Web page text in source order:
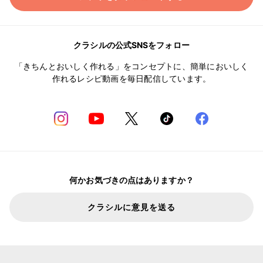
クラシルの公式SNSをフォロー
「きちんとおいしく作れる」をコンセプトに、簡単においしく
作れるレシピ動画を毎日配信しています。
何かお気づきの点はありますか？
クラシルに意見を送る